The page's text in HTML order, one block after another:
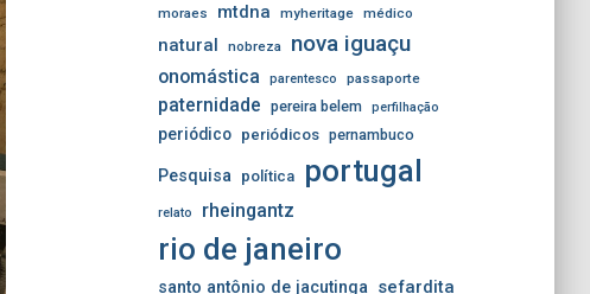
moraes mtdna myheritage médico
natural nobreza nova iguaçu
onomástica parentesco passaporte
paternidade pereira belem perfilhação
periódico periódicos pernambuco
Pesquisa política portugal
relato rheingantz
rio de janeiro
santo antônio de jacutinga sefardita